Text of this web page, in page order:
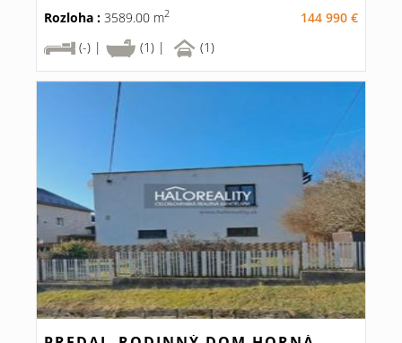
Rozloha : 3589.00 m2
144 990 €
(-) |
(1) | (1)